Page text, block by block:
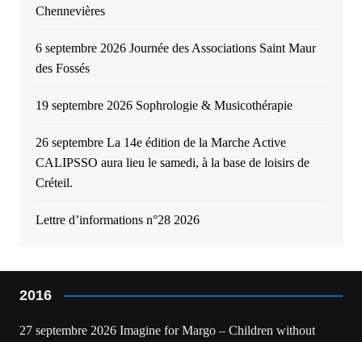
Chennevières
6 septembre 2026 Journée des Associations Saint Maur
des Fossés
19 septembre 2026 Sophrologie & Musicothérapie
26 septembre La 14e édition de la Marche Active
CALIPSSO aura lieu le samedi, à la base de loisirs de
Créteil.
Lettre d’informations n°28 2026
2016
27 septembre 2026 Imagine for Margo – Children without